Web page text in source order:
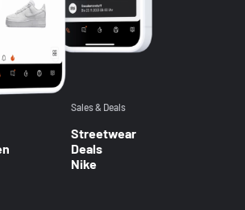
Sales & Deals
Streetwear
Deals
Nike